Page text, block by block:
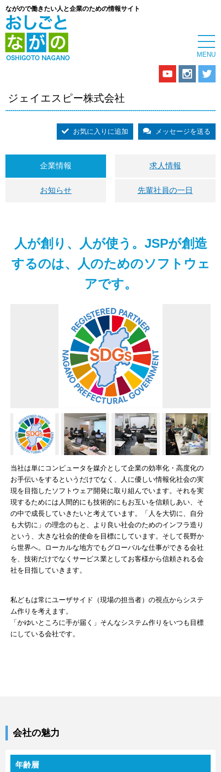
ながので働きたい人と企業のための情報サイト
ジェイエスピー株式会社
お気に入りに追加 メッセージを送る
企業情報 求人情報
お知らせ 先輩社員の一日
人が創り、人が使う。JSPが創造
するのは、人のためのソフトウェ
アです。
当社は単にコンピュータを媒介として企業の効率化・高度化の
お手伝いをするというだけでなく、人に優しい情報化社会の実
現を目指したソフトウェア開発に取り組んでいます。それを実
現するためには人間的にも技術的にもお互いを信頼しあい、そ
の中で成長していきたいと考えています。「人を大切に、自分
も大切に」の理念のもと、より良い社会のためのインフラ造り
という、大きな社会的使命を目標にしています。そして長野か
ら世界へ。ローカルな地方でもグローバルな仕事ができる会社
を、技術だけでなくサービス業としてお客様から信頼される会
社を目指していきます。
私どもは常にユーザサイド（現場の担当者）の視点からシステ
ム作りを考えます。
「かゆいところに手が届く」そんなシステム作りをいつも目標
にしている会社です。
会社の魅力
年齢層